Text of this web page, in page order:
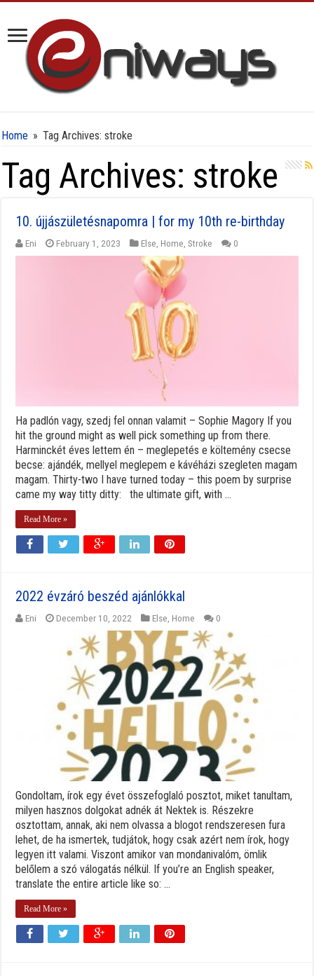
Home » Tag Archives: stroke
Tag Archives: stroke
10. újjászületésnapomra | for my 10th re-birthday
Eni February 1, 2023 Else Home ,Stroke 0
Ha padlón vagy, szedj fel onnan valamit – Sophie Magory If you
hit the ground might as well pick something up from there.
Harminckét éves lettem én – meglepetés e költemény csecse
becse: ajándék, mellyel meglepem e kávéházi szegleten magam
magam. Thirty-two I have turned today – this poem by surprise
came my way titty ditty: the ultimate gift, with ...
Read More »
2022 évzáró beszéd ajánlókkal
Eni December 10, 2022 Else Home 0
Gondoltam, írok egy évet összefoglaló posztot, miket tanultam,
milyen hasznos dolgokat adnék át Nektek is. Részekre
osztottam, annak, aki nem olvassa a blogot rendszeresen fura
lehet, de ha ismertek, tudjátok, hogy csak azért nem írok, hogy
legyen itt valami. Viszont amikor van mondanivalóm, ömlik
belőlem a szó válogatás nélkül. If you’re an English speaker,
translate the entire article like so: ...
Read More »